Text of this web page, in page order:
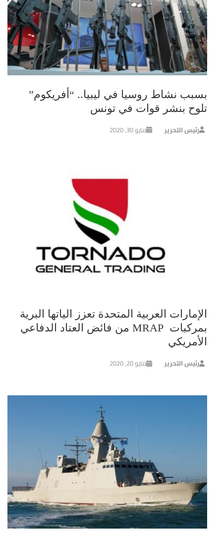
بسبب نشاط روسيا في ليبيا.. “أفريكوم”
تلوح بنشر قوات في تونس
رئيس التحرير مايو 30, 2020
الإمارات العربية المتحدة تعزز الياتها البرية
بمركبات MRAP من فائض العتاد الدفاعي
الأمريكي
رئيس التحرير مايو 20, 2020